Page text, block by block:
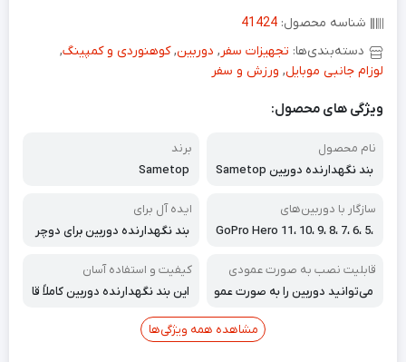
شناسه محصول: 41424
دسته‌بندی‌ها: تجهیزات سفر, دوربین,کوهنوردی و کمپینگ,
لوزام جانبی موبایل, ورزش و سفر
ویژگی های محصول:
نام محصول
بند نگهدارنده دوربین Sametop
برند
Sametop
سازگار با دوربین‌های
GoPro Hero 11، 10، 9، 8، 7، 6، 5،
ro (2018)، AKASO، DJI Osmo
مه دوربین‌های Go Pro Hero: He
ro11 Black، Hero10 Black، Her
o9 Black، Hero8 Black، Hero7
ایده آل برای
بند نگهدارنده دوربین برای دوچر
رد، غواصی سطحی و سایر ورزش‌ه
ای فضای باز مناسب است.
قابلیت نصب به صورت عمودی
می‌توانید دوربین را به صورت عمو
کیفیت و استفاده آسان
این بند نگهدارنده دوربین کاملاً قا
همچنین محکم است.مشاهده همه ویژگی‌ها